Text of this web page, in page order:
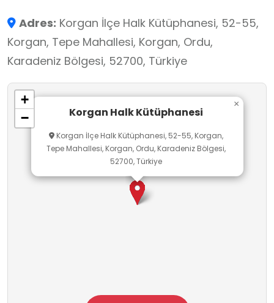
Adres: Korgan İlçe Halk Kütüphanesi, 52-55,
Korgan, Tepe Mahallesi, Korgan, Ordu,
Karadeniz Bölgesi, 52700, Türkiye
Korgan Halk Kütüphanesi
Korgan İlçe Halk Kütüphanesi, 52-55, Korgan,
Tepe Mahallesi, Korgan, Ordu, Karadeniz Bölgesi,
52700, Türkiye
×
+
−